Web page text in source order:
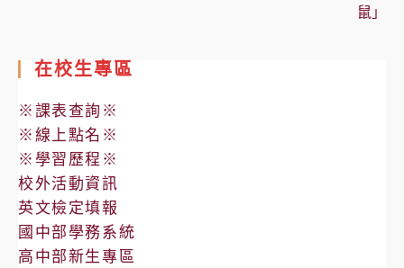
鼠」
在校生專區
※課表查詢※
※線上點名※
※學習歷程※
校外活動資訊
英文檢定填報
國中部學務系統
高中部新生專區